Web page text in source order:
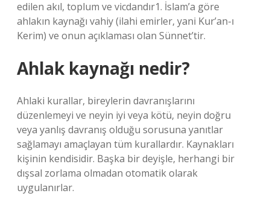
edilen akıl, toplum ve vicdandır1. İslam’a göre
ahlakın kaynağı vahiy (ilahi emirler, yani Kur’an-ı
Kerim) ve onun açıklaması olan Sünnet’tir.
Ahlak kaynağı nedir?
Ahlaki kurallar, bireylerin davranışlarını
düzenlemeyi ve neyin iyi veya kötü, neyin doğru
veya yanlış davranış olduğu sorusuna yanıtlar
sağlamayı amaçlayan tüm kurallardır. Kaynakları
kişinin kendisidir. Başka bir deyişle, herhangi bir
dışsal zorlama olmadan otomatik olarak
uygulanırlar.